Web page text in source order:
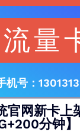
量
机号：
官网新卡上
分钟】